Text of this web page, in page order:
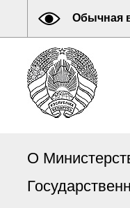
Обычная
О